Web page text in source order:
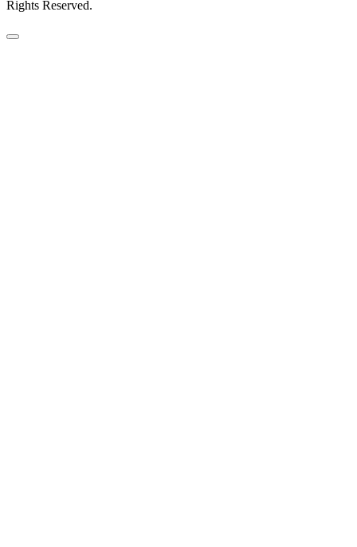
Rights Reserved.